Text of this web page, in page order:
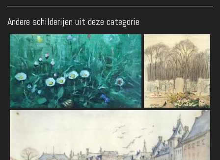
Andere schilderijen uit deze categorie